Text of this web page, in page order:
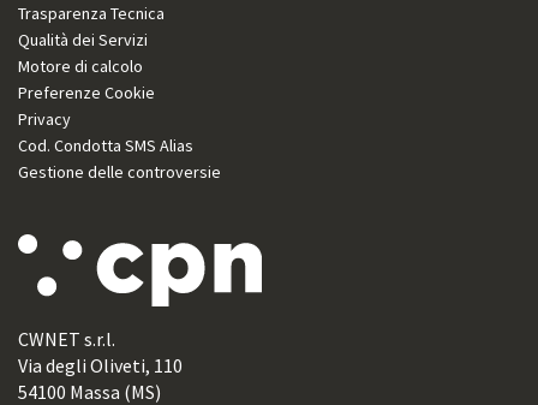
Trasparenza Tecnica
Qualità dei Servizi
Motore di calcolo
Preferenze Cookie
Privacy
Cod. Condotta SMS Alias
Gestione delle controversie
CWNET s.r.l.
Via degli Oliveti, 110
54100 Massa (MS)